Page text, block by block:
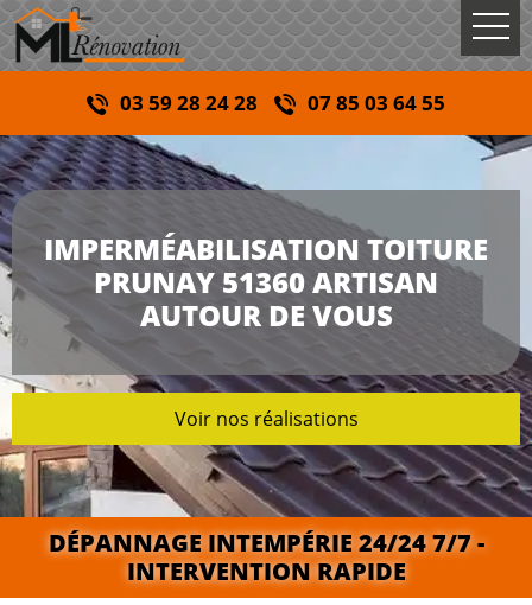
03 59 28 24 28 07 85 03 64 55
IMPERMÉABILISATION TOITURE
PRUNAY 51360 ARTISAN
AUTOUR DE VOUS
Voir nos réalisations
DÉPANNAGE INTEMPÉRIE 24/24 7/7 -
INTERVENTION RAPIDE